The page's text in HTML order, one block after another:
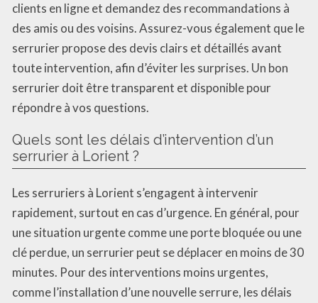
clients en ligne et demandez des recommandations à
des amis ou des voisins. Assurez-vous également que le
serrurier propose des devis clairs et détaillés avant
toute intervention, afin d’éviter les surprises. Un bon
serrurier doit être transparent et disponible pour
répondre à vos questions.
Quels sont les délais d’intervention d’un
serrurier à Lorient ?
Les serruriers à Lorient s’engagent à intervenir
rapidement, surtout en cas d’urgence. En général, pour
une situation urgente comme une porte bloquée ou une
clé perdue, un serrurier peut se déplacer en moins de 30
minutes. Pour des interventions moins urgentes,
comme l’installation d’une nouvelle serrure, les délais